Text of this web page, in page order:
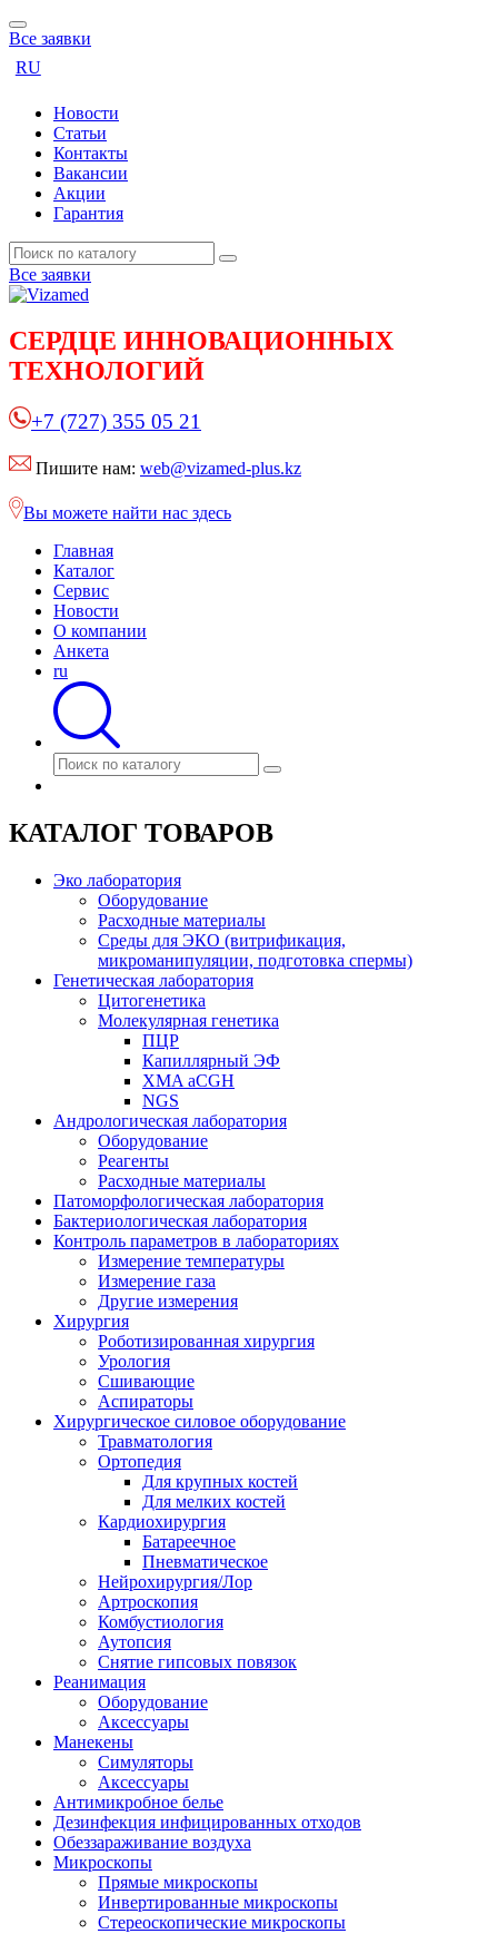
Все заявки
RU
Новости
Статьи
Контакты
Вакансии
Акции
Гарантия
Все заявки
СЕРДЦЕ ИННОВАЦИОННЫХ
ТЕХНОЛОГИЙ
+7 (727) 355 05 21
Пишите нам: web@vizamed-plus.kz
Вы можете найти нас здесь
Главная
Каталог
Сервис
Новости
О компании
Анкета
ru
КАТАЛОГ ТОВАРОВ
Эко лаборатория
Оборудование
Расходные материалы
Среды для ЭКО (витрификация,
микроманипуляции, подготовка спермы)
Генетическая лаборатория
Цитогенетика
Молекулярная генетика
ПЦР
Капиллярный ЭФ
XMA aCGH
NGS
Андрологическая лаборатория
Оборудование
Реагенты
Расходные материалы
Патоморфологическая лаборатория
Бактериологическая лаборатория
Контроль параметров в лабораториях
Измерение температуры
Измерение газа
Другие измерения
Хирургия
Роботизированная хирургия
Урология
Сшивающие
Аспираторы
Хирургическое силовое оборудование
Травматология
Ортопедия
Для крупных костей
Для мелких костей
Кардиохирургия
Батареечное
Пневматическое
Нейрохирургия/Лор
Артроскопия
Комбустиология
Аутопсия
Снятие гипсовых повязок
Реанимация
Оборудование
Аксессуары
Манекены
Симуляторы
Аксессуары
Антимикробное белье
Дезинфекция инфицированных отходов
Обеззараживание воздуха
Микроскопы
Прямые микроскопы
Инвертированные микроскопы
Стереоскопические микроскопы